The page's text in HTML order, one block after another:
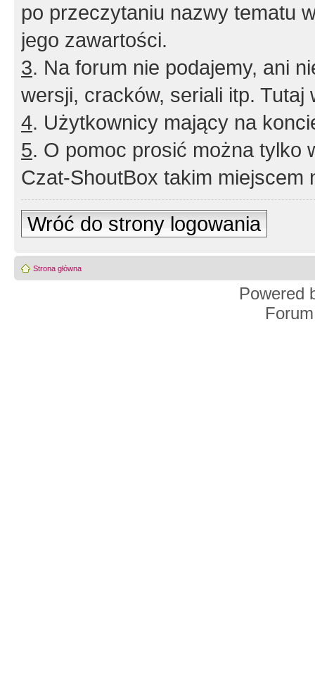
po przeczytaniu nazwy tematu
jego zawartości.
3. Na forum nie podajemy, ani
wersji, cracków, seriali itp. Tutaj
4. Użytkownicy mający na
5. O pomoc prosić można tylko
Czat-ShoutBox takim miejscem
Wróć do strony logowania
Strona główna
Powered